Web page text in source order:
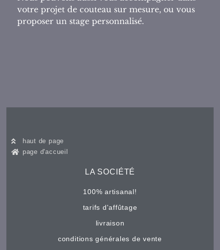
votre projet de couteau sur mesure, ou vous
proposer un stage personnalisé.
haut de page
page d'accueil
LA SOCIÉTÉ
100% artisanal!
tarifs d'affûtage
livraison
conditions générales de vente